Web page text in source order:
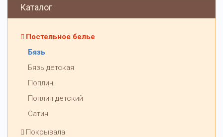
Каталог
Постельное белье
Бязь
Бязь детская
Поплин
Поплин детский
Сатин
Покрывала